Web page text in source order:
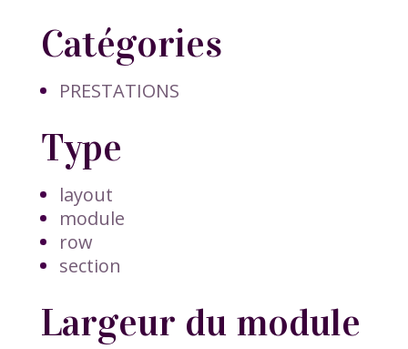
Catégories
PRESTATIONS
Type
layout
module
row
section
Largeur du module